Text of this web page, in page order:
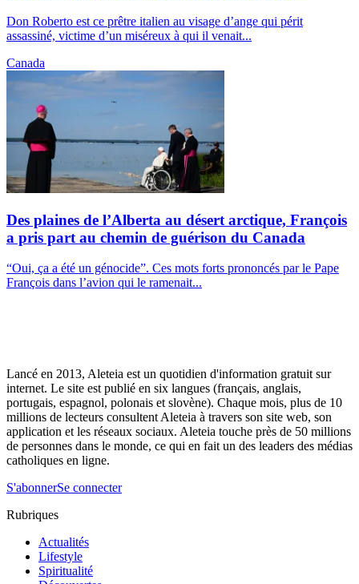
Don Roberto est ce prêtre italien au visage d’ange qui périt
assassiné, victime d’un miséreux à qui il venait...
Canada
Des plaines de l’Alberta au désert arctique, François
a pris part au chemin de guérison du Canada
“Oui, ça a été un génocide”. Ces mots forts prononcés par le Pape
François dans l’avion qui le ramenait...
Lancé en 2013, Aleteia est un quotidien d'information gratuit sur
internet. Le site est publié en six langues (français, anglais,
portugais, espagnol, polonais et slovène). Chaque mois, plus de 10
millions de lecteurs consultent Aleteia à travers son site web, son
application et les réseaux sociaux. Aleteia touche près de 50 millions
de personnes dans le monde, ce qui en fait un des leaders des médias
catholiques en ligne.
S'abonnerSe connecter
Rubriques
Actualités
Lifestyle
Spiritualité